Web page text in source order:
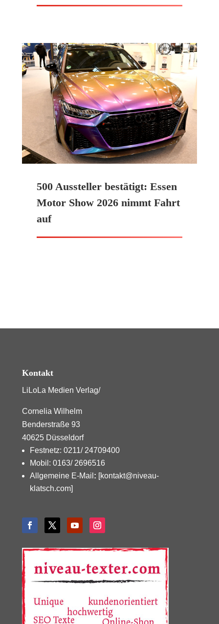
500 Aussteller bestätigt: Essen
Motor Show 2026 nimmt Fahrt
auf
Kontakt
LiLoLa Medien Verlag/
Cornelia Wilhelm
Benderstraße 93
40625 Düsseldorf
Festnetz: 0211/ 24709400
Mobil: 0163/ 2696516
Allgemeine E-Mail : [kontakt@niveau-
klatsch.com]